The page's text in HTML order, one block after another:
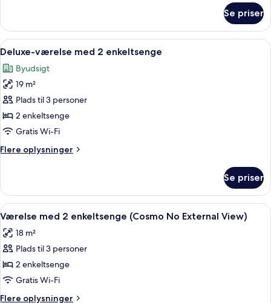
værelse
(King)
Se priser
Indlæs
alle
billeder
af
Deluxe-
værelse
med
enkeltsenge
Et hotelværelse med to senge, et
4
Deluxe-værelse med 2 enkeltsenge
Byudsigt
19 m²
Plads til 3 personer
2 enkeltsenge
Gratis Wi-Fi
Flere oplysninger
Flere
værelse
med
2
Se priser
Indlæs
alle
billeder
af
Værelse
med
2
Et hotelværelse med to senge, et
4
Værelse med 2 enkeltsenge (Cosmo No External View)
18 m²
Plads til 3 personer
2 enkeltsenge
Gratis Wi-Fi
Flere oplysninger
Flere